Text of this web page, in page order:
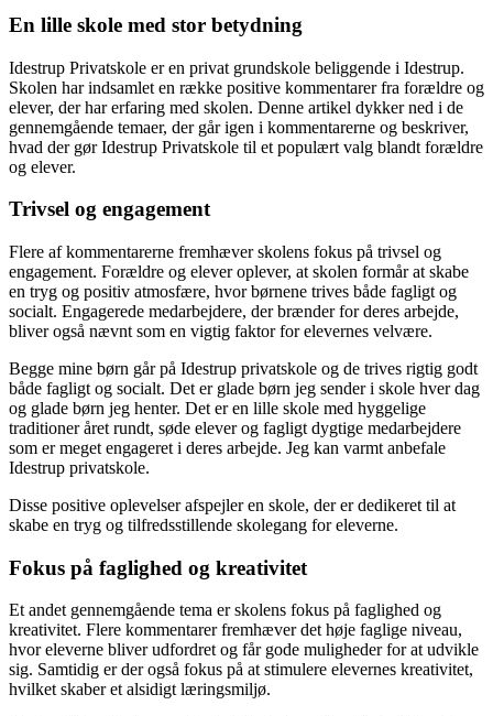
En lille skole med stor betydning
Idestrup Privatskole er en privat grundskole beliggende i Idestrup.
Skolen har indsamlet en række positive kommentarer fra forældre og
elever, der har erfaring med skolen. Denne artikel dykker ned i de
gennemgående temaer, der går igen i kommentarerne og beskriver,
hvad der gør Idestrup Privatskole til et populært valg blandt forældre
og elever.
Trivsel og engagement
Flere af kommentarerne fremhæver skolens fokus på trivsel og
engagement. Forældre og elever oplever, at skolen formår at skabe
en tryg og positiv atmosfære, hvor børnene trives både fagligt og
socialt. Engagerede medarbejdere, der brænder for deres arbejde,
bliver også nævnt som en vigtig faktor for elevernes velvære.
Begge mine børn går på Idestrup privatskole og de trives rigtig godt
både fagligt og socialt. Det er glade børn jeg sender i skole hver dag
og glade børn jeg henter. Det er en lille skole med hyggelige
traditioner året rundt, søde elever og fagligt dygtige medarbejdere
som er meget engageret i deres arbejde. Jeg kan varmt anbefale
Idestrup privatskole.
Disse positive oplevelser afspejler en skole, der er dedikeret til at
skabe en tryg og tilfredsstillende skolegang for eleverne.
Fokus på faglighed og kreativitet
Et andet gennemgående tema er skolens fokus på faglighed og
kreativitet. Flere kommentarer fremhæver det høje faglige niveau,
hvor eleverne bliver udfordret og får gode muligheder for at udvikle
sig. Samtidig er der også fokus på at stimulere elevernes kreativitet,
hvilket skaber et alsidigt læringsmiljø.